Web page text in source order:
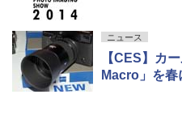
ニュース
【CES】カ
Macro」を春